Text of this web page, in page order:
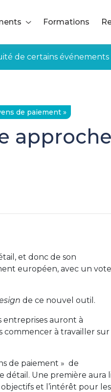
Formations
de certains événements
de paiement »
approche
et donc de son
européen, avec un
de ce nouvel outil.
entreprises auront à
commencer à travailler sur
de paiement » de
détail. Une première aura
et l’intérêt pour les